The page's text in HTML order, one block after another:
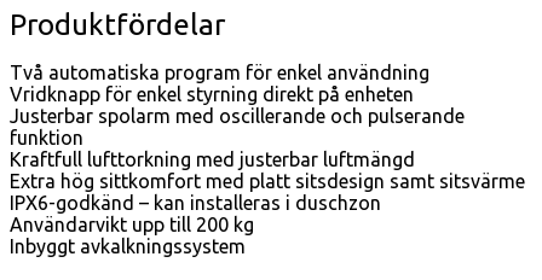
Produktfördelar
Två automatiska program för enkel användning
Vridknapp för enkel styrning direkt på enheten
Justerbar spolarm med oscillerande och pulserande
funktion
Kraftfull lufttorkning med justerbar luftmängd
Extra hög sittkomfort med platt sitsdesign samt sitsvärme
IPX6-godkänd – kan installeras i duschzon
Användarvikt upp till 200 kg
Inbyggt avkalkningssystem